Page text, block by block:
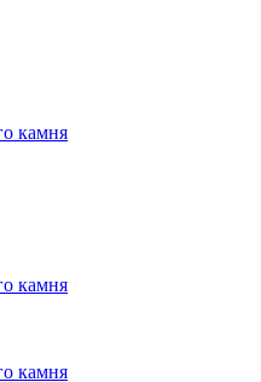
камня
камня
камня